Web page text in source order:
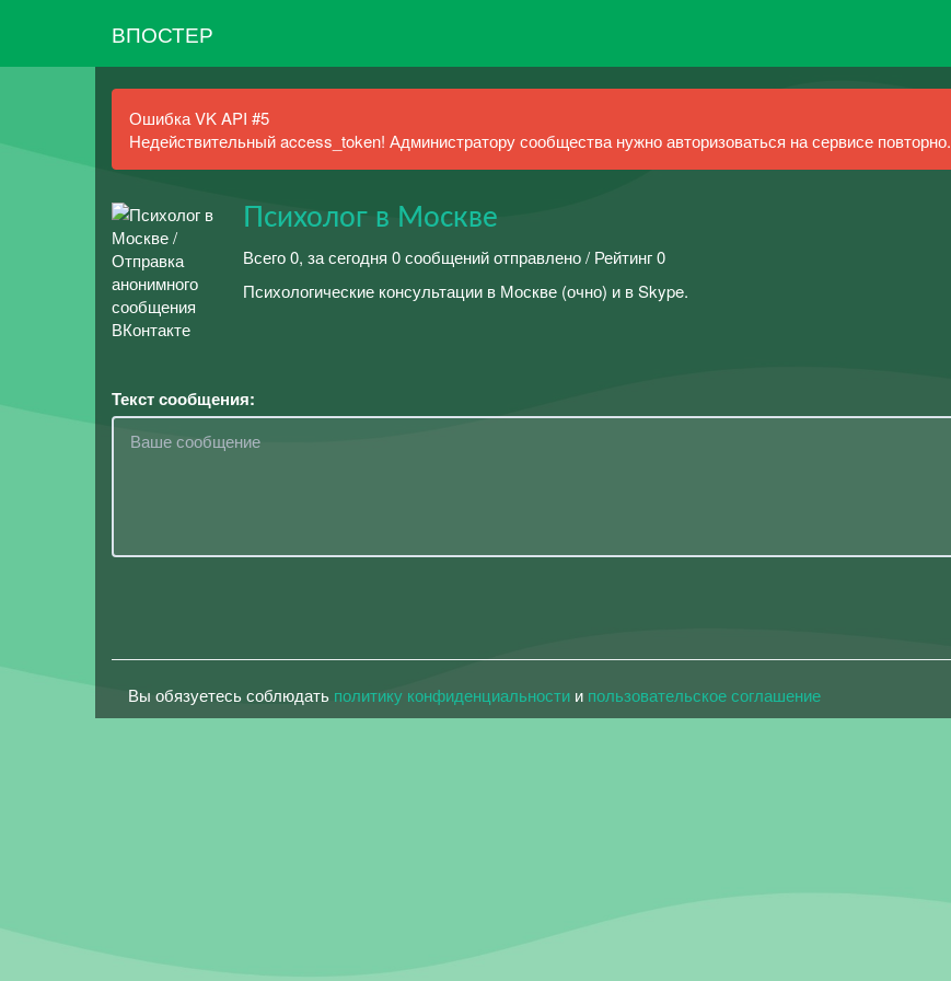
ВПОСТЕР
Ошибка VK API #5
Недействительный access_token! Администратору сообщества нужно авторизоваться на сервисе повторно.
Психолог в Москве
Всего 0, за сегодня 0 сообщений отправлено / Рейтинг 0
Психологические консультации в Москве (очно) и в Skype.
Текст сообщения:
Вы обязуетесь соблюдать политику конфиденциальности и пользовательское соглашение